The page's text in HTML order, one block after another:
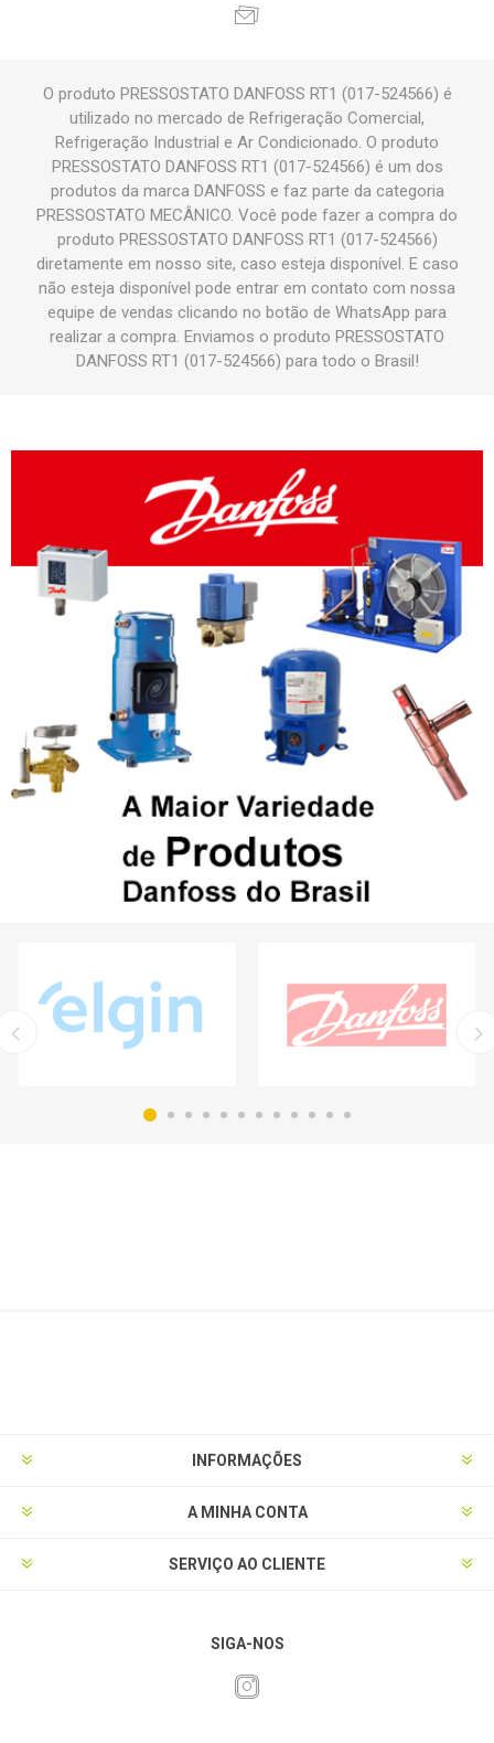
O produto PRESSOSTATO DANFOSS RT1 (017-524566) é
utilizado no mercado de Refrigeração Comercial,
Refrigeração Industrial e Ar Condicionado. O produto
PRESSOSTATO DANFOSS RT1 (017-524566) é um dos
produtos da marca DANFOSS e faz parte da categoria
PRESSOSTATO MECÂNICO. Você pode fazer a compra do
produto PRESSOSTATO DANFOSS RT1 (017-524566)
diretamente em nosso site, caso esteja disponível. E caso
não esteja disponível pode entrar em contato com nossa
equipe de vendas clicando no botão de WhatsApp para
realizar a compra. Enviamos o produto PRESSOSTATO
DANFOSS RT1 (017-524566) para todo o Brasil!
INFORMAÇÕES
A MINHA CONTA
SERVIÇO AO CLIENTE
SIGA-NOS